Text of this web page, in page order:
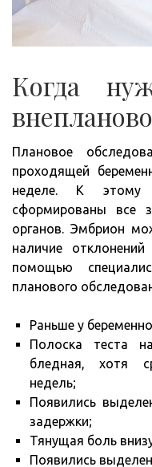
Когда
Плановое
проходящей
неделе. К
сформированы все
органов. Эмбрион
наличие
помощью
планового
Раньше у
Полоска теста
бледная, хотя
недель;
Появились
задержки;
Тянущая боль
Появились